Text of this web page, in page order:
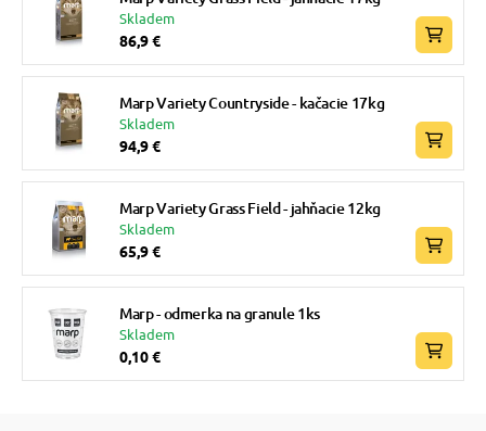
Skladem
86,9 €
Marp Variety Countryside - kačacie 17kg
Skladem
94,9 €
Marp Variety Grass Field - jahňacie 12kg
Skladem
65,9 €
Marp - odmerka na granule 1ks
Skladem
0,10 €